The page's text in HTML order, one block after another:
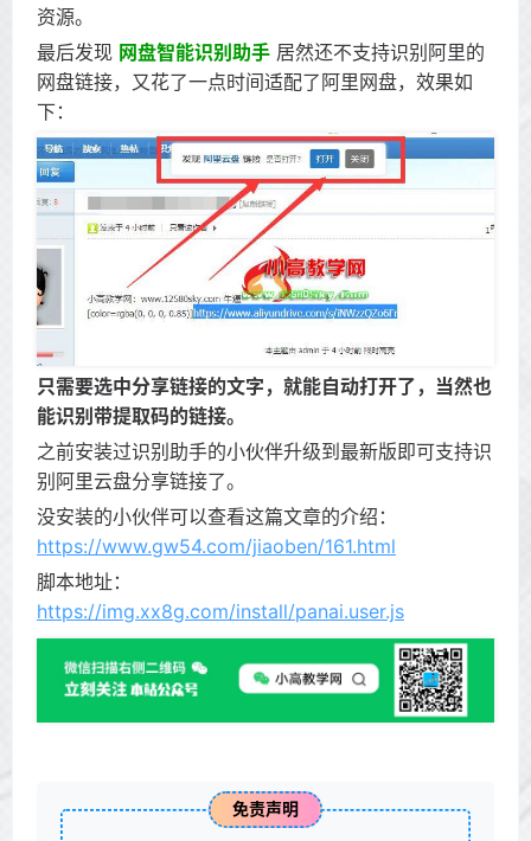
资源。
最后发现 网盘智能识别助手 居然还不支持识别阿里的
网盘链接，又花了一点时间适配了阿里网盘，效果如
下：
只需要选中分享链接的文字，就能自动打开了，当然也
能识别带提取码的链接。
之前安装过识别助手的小伙伴升级到最新版即可支持识
别阿里云盘分享链接了。
没安装的小伙伴可以查看这篇文章的介绍：
https://www.gw54.com/jiaoben/161.html
脚本地址：
https://img.xx8g.com/install/panai.user.js
免责声明